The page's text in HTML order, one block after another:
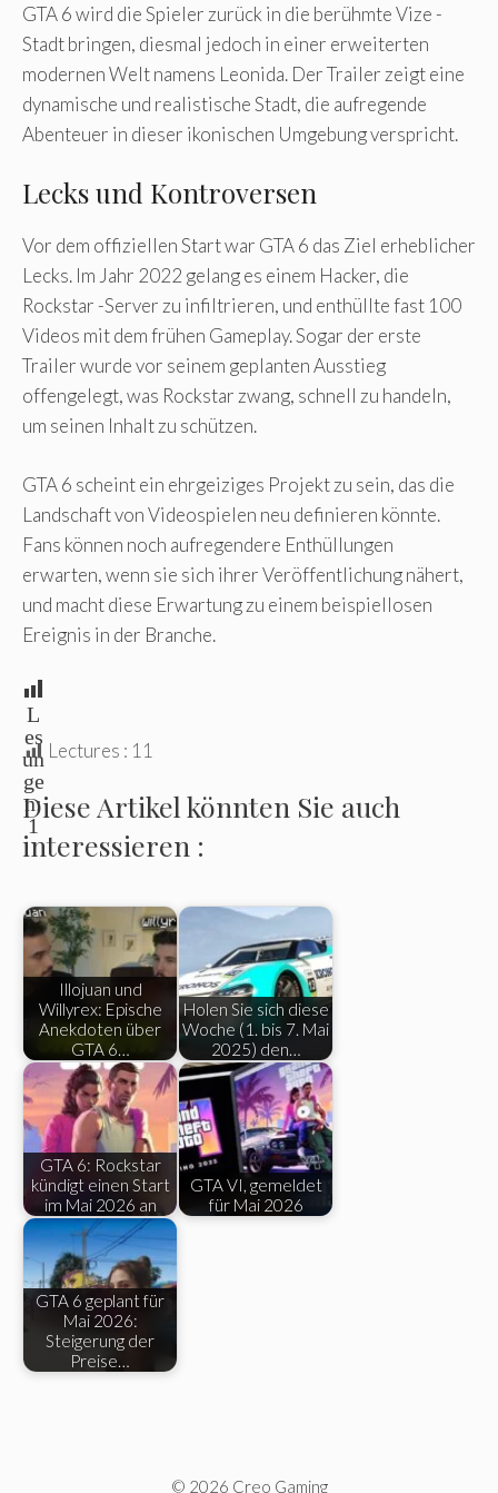
GTA 6 wird die Spieler zurück in die berühmte Vize -
Stadt bringen, diesmal jedoch in einer erweiterten
modernen Welt namens Leonida. Der Trailer zeigt eine
dynamische und realistische Stadt, die aufregende
Abenteuer in dieser ikonischen Umgebung verspricht.
Lecks und Kontroversen
Vor dem offiziellen Start war GTA 6 das Ziel erheblicher
Lecks. Im Jahr 2022 gelang es einem Hacker, die
Rockstar -Server zu infiltrieren, und enthüllte fast 100
Videos mit dem frühen Gameplay. Sogar der erste
Trailer wurde vor seinem geplanten Ausstieg
offengelegt, was Rockstar zwang, schnell zu handeln,
um seinen Inhalt zu schützen.
GTA 6 scheint ein ehrgeiziges Projekt zu sein, das die
Landschaft von Videospielen neu definieren könnte.
Fans können noch aufregendere Enthüllungen
erwarten, wenn sie sich ihrer Veröffentlichung nähert,
und macht diese Erwartung zu einem beispiellosen
Ereignis in der Branche.
L
es
un
ge
n:
1
Lectures : 11
Diese Artikel könnten Sie auch
interessieren :
Illojuan und
Willyrex: Epische
Anekdoten über
GTA 6…
Holen Sie sich diese
Woche (1. bis 7. Mai
2025) den…
GTA 6: Rockstar
kündigt einen Start
im Mai 2026 an
GTA VI, gemeldet
für Mai 2026
GTA 6 geplant für
Mai 2026:
Steigerung der
Preise…
© 2026 Creo Gaming